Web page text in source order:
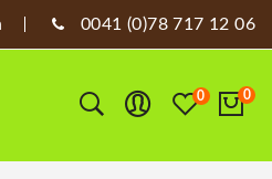
0041 (0)78 717 12 06
0 0